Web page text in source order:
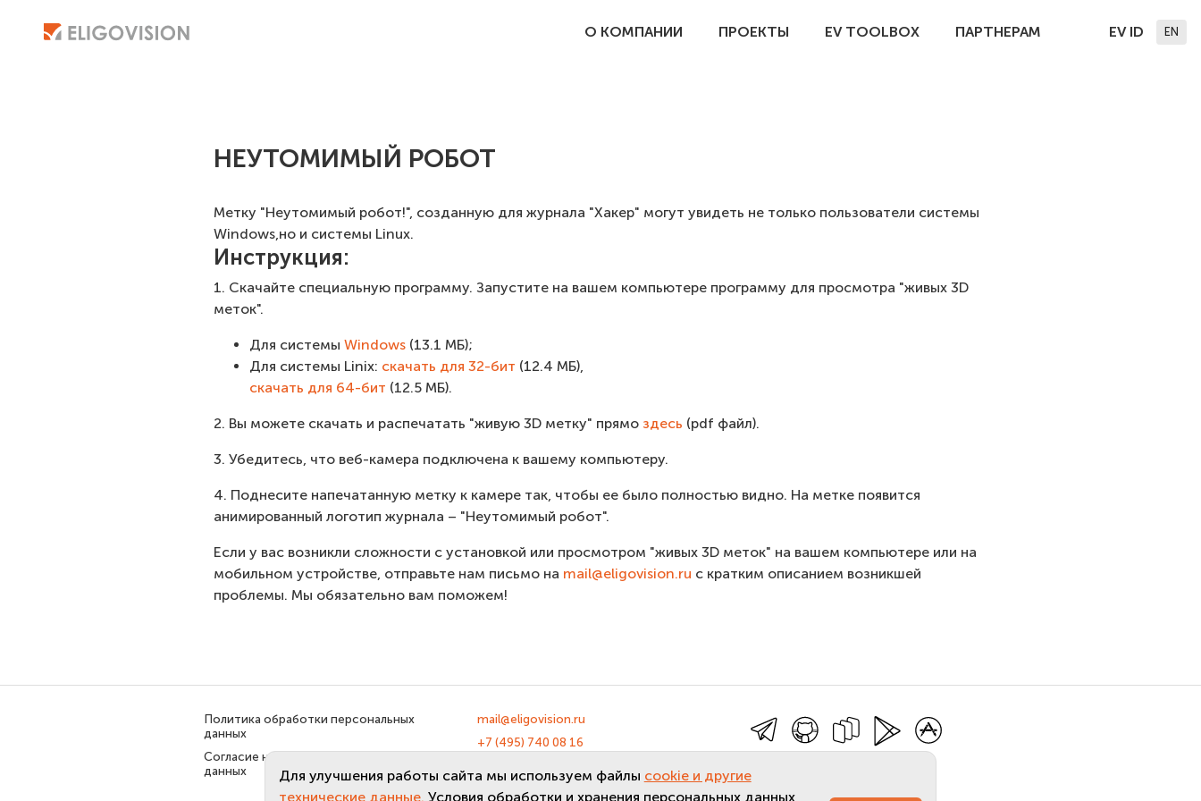
О КОМПАНИИ ПРОЕКТЫ EV TOOLBOX ПАРТНЕРАМ EV ID EN
НЕУТОМИМЫЙ РОБОТ
Метку "Неутомимый робот!", созданную для журнала "Хакер" могут увидеть не только пользователи системы
Windows,но и системы Linux.
Инструкция:
1. Скачайте специальную программу. Запустите на вашем компьютере программу для просмотра "живых 3D
меток".
Для системы Windows (13.1 МБ);
Для системы Linix: скачать для 32-бит (12.4 МБ),
скачать для 64-бит (12.5 МБ).
2. Вы можете скачать и распечатать "живую 3D метку" прямо здесь (pdf файл).
3. Убедитесь, что веб-камера подключена к вашему компьютеру.
4. Поднесите напечатанную метку к камере так, чтобы ее было полностью видно. На метке появится
анимированный логотип журнала – "Неутомимый робот".
Если у вас возникли сложности с установкой или просмотром "живых 3D меток" на вашем компьютере или на
мобильном устройстве, отправьте нам письмо на mail@eligovision.ru с кратким описанием возникшей
проблемы. Мы обязательно вам поможем!
Политика обработки персональных
данных
Согласие на обработку персональных
данных
mail@eligovision.ru
+7 (495) 740 08 16
Для улучшения работы сайта мы используем файлы cookie и другие
технические данные. Условия обработки и хранения персональных данных